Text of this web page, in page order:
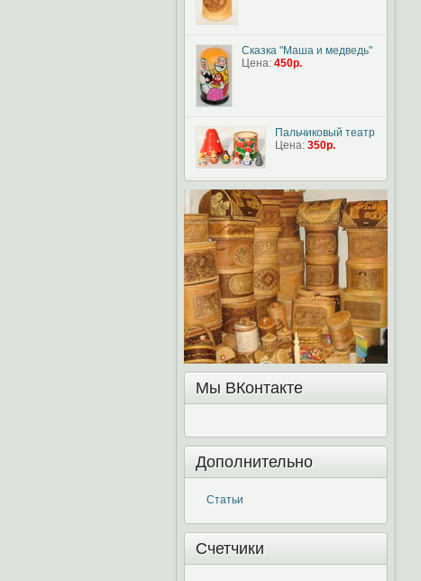
Сказка "Маша и медведь"
Цена: 450р.
Пальчиковый театр
Цена: 350р.
Мы ВКонтакте
Дополнительно
Статьи
Счетчики